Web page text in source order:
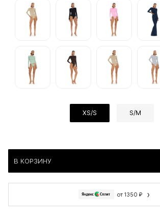
XS/S S/M
В КОРЗИНУ
от 1350 ₽ ›